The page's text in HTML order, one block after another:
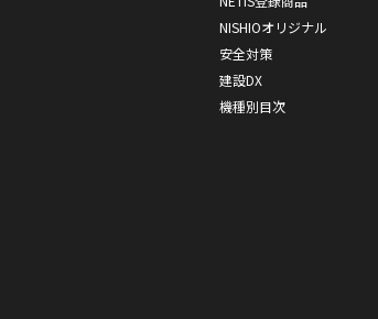
NISHIOオリジナル
安全対策
建設DX
機種別目次